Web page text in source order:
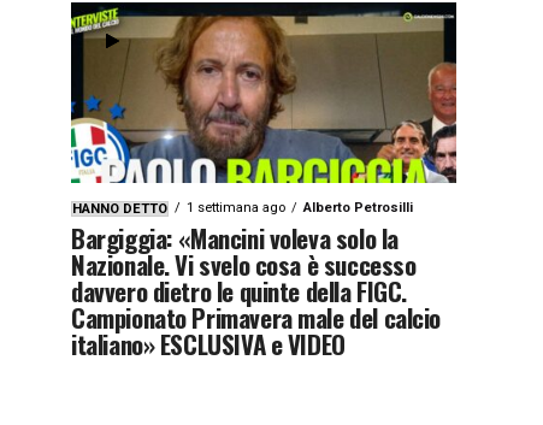
HANNO DETTO 1 settimana ago Alberto Petrosilli
Bargiggia: «Mancini voleva solo la
Nazionale. Vi svelo cosa è successo
davvero dietro le quinte della FIGC.
Campionato Primavera male del calcio
italiano» ESCLUSIVA e VIDEO